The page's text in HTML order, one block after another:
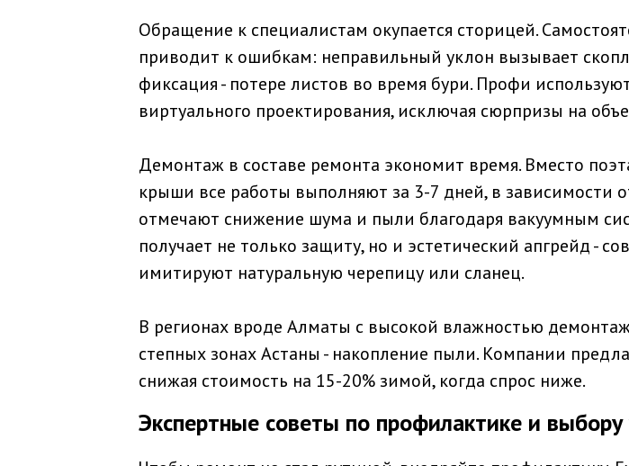
Обращение к специалистам окупается сторицей.
приводит к ошибкам: неправильный уклон вызывает
фиксация - потере листов во время бури. Профи
виртуального проектирования, исключая сюрпризы на
Демонтаж в составе ремонта экономит время. Вместо
крыши все работы выполняют за 3-7 дней, в зависимости
отмечают снижение шума и пыли благодаря вакуумным
получает не только защиту, но и эстетический апгрейд -
имитируют натуральную черепицу или сланец.
В регионах вроде Алматы с высокой влажностью
степных зонах Астаны - накопление пыли. Компании
снижая стоимость на 15-20% зимой, когда спрос ниже.
Экспертные советы по профилактике и выбору